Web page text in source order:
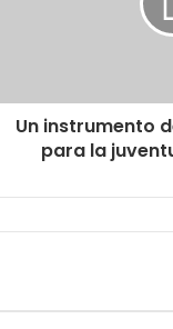
Un instrumento
para la